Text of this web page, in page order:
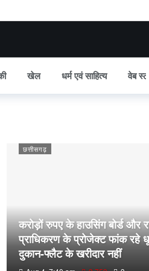
खेल धर्म एवं साहित्य वेब स्टोरी
छत्तीसगढ़
करोड़ों रुपए के हाउसिंग बोर्ड और
प्राधिकरण के प्रोजेक्ट फांक रहे
दुकान-फ्लैट के खरीदार नहीं